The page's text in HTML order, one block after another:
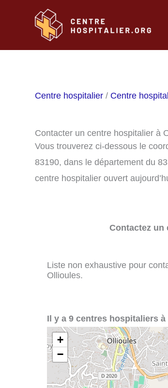
Centre hospitalier / Centre
Contacter un centre hospitalier à
Vous trouverez ci-dessous le
83190, dans le département du
centre hospitalier ouvert
Contactez un
Liste non exhaustive pour
Ollioules.
Il y a 9 centres hospitaliers
+
−